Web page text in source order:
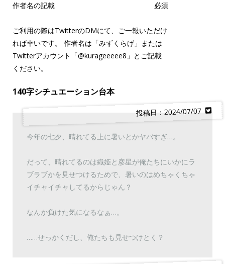
作者名の記載
必須
ご利用の際はTwitterのDMにて、ご一報いただけ
れば幸いです。 作者名は「みずくらげ」または
Twitterアカウント「@kurageeeee8 」とご記載
ください。
140字シチュエーション台本
投稿日：2024/07/07
今年の七夕、晴れてる上に暑いとかヤバすぎ…。
だって、晴れてるのは織姫と彦星が俺たちにいかにラ
ブラブかを見せつけるためで、暑いのはめちゃくちゃ
イチャイチャしてるからじゃん？
なんか負けた気になるなぁ…。
……せっかくだし、俺たちも見せつけとく？